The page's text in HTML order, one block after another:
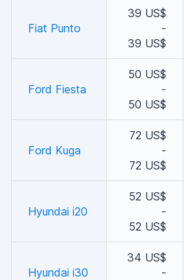
Fiat Punto
39 US$
-
39 US$
Ford Fiesta
50 US$
-
50 US$
Ford Kuga
72 US$
-
72 US$
Hyundai i20
52 US$
-
52 US$
Hyundai i30
34 US$
-